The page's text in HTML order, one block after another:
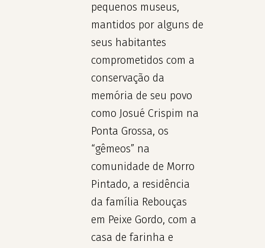
pequenos museus,
mantidos por alguns de
seus habitantes
comprometidos com a
conservação da
memória de seu povo
como Josué Crispim na
Ponta Grossa, os
“gêmeos” na
comunidade de Morro
Pintado, a residência
da família Rebouças
em Peixe Gordo, com a
casa de farinha e